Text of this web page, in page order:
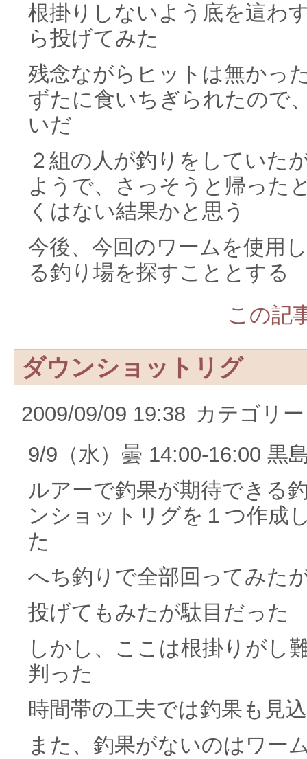
根掛りしないよう底を這わ
ら投げてみた
残念ながらヒットは無かっ
ずたに食いちぎられたので
いだ
２組の人が釣りをしていた
ようで、さっそうと帰った
くはない結果かと思う
今後、今回のワームを使用
る釣り場を探すこととする
この記
ダウンショットリグ
2009/09/09 19:38 カテゴリ
9/9（水）曇 14:00-16:00 黒
ルアーで釣果が期待できる
ンショットリグを１つ作成
た
へち釣りで全部回ってみた
投げてもみたが駄目だった
しかし、ここは根掛りがし
判った
時間帯の工夫では釣果も見
また、釣果がないのはワー